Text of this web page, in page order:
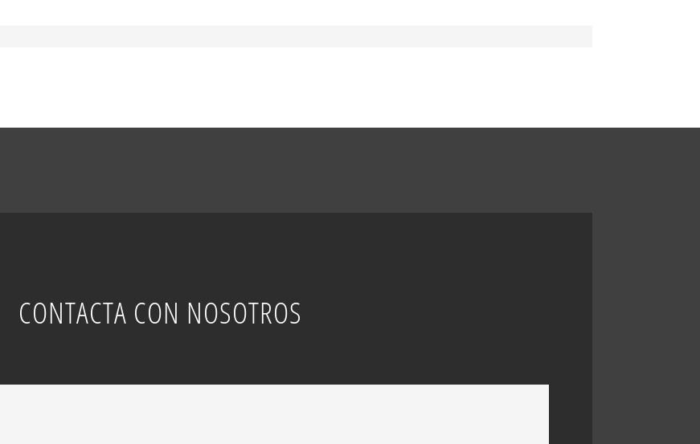
CONTACTA CON NOSOTROS